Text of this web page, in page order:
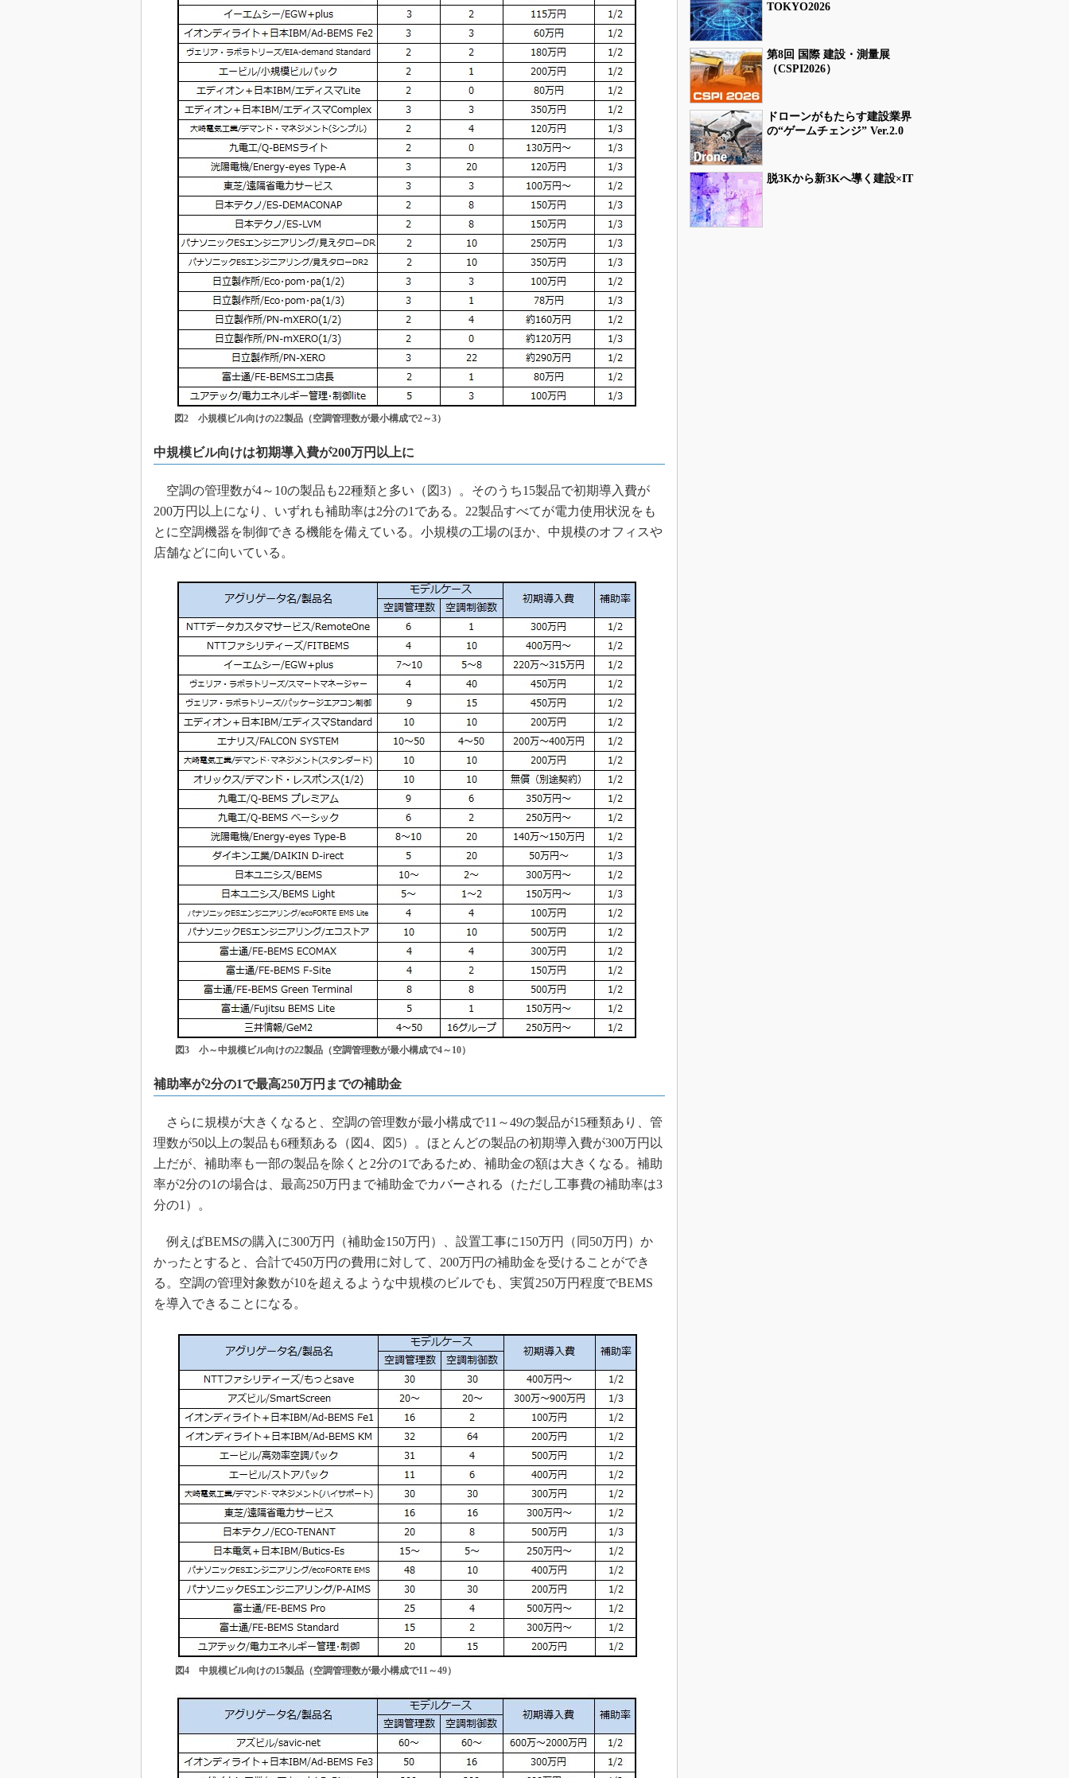
図2 小規模ビル向けの22製品（空調管理数が最小構成で2～3）
中規模ビル向けは初期導入費が200万円以上に
空調の管理数が4～10の製品も22種類と多い（図3）。そのうち15製品で初期導入費が
200万円以上になり、いずれも補助率は2分の1である。22製品すべてが電力使用状況をも
とに空調機器を制御できる機能を備えている。小規模の工場のほか、中規模のオフィスや
店舗などに向いている。
図3 小～中規模ビル向けの22製品（空調管理数が最小構成で4～10）
補助率が2分の1で最高250万円までの補助金
さらに規模が大きくなると、空調の管理数が最小構成で11～49の製品が15種類あり、管
理数が50以上の製品も6種類ある（図4、図5）。ほとんどの製品の初期導入費が300万円以
上だが、補助率も一部の製品を除くと2分の1であるため、補助金の額は大きくなる。補助
率が2分の1の場合は、最高250万円まで補助金でカバーされる（ただし工事費の補助率は3
分の1）。
例えばBEMSの購入に300万円（補助金150万円）、設置工事に150万円（同50万円）か
かったとすると、合計で450万円の費用に対して、200万円の補助金を受けることができ
る。空調の管理対象数が10を超えるような中規模のビルでも、実質250万円程度でBEMS
を導入できることになる。
図4 中規模ビル向けの15製品（空調管理数が最小構成で11～49）
TOKYO2026
第8回 国際 建設・測量展
（CSPI2026）
ドローンがもたらす建設業界
の“ゲームチェンジ” Ver.2.0
脱3Kから新3Kへ導く建設×IT